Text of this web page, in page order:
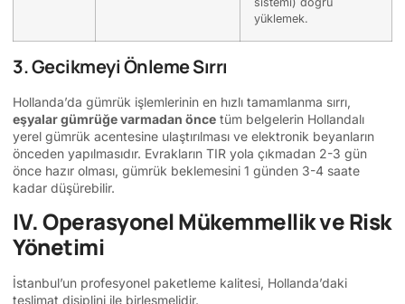
yüklemek.
3. Gecikmeyi Önleme Sırrı
Hollanda’da gümrük işlemlerinin en hızlı tamamlanma sırrı,
eşyalar gümrüğe varmadan önce tüm belgelerin Hollandalı
yerel gümrük acentesine ulaştırılması ve elektronik beyanların
önceden yapılmasıdır. Evrakların TIR yola çıkmadan 2-3 gün
önce hazır olması, gümrük beklemesini 1 günden 3-4 saate
kadar düşürebilir.
IV. Operasyonel Mükemmellik ve Risk
Yönetimi
İstanbul’un profesyonel paketleme kalitesi, Hollanda’daki
teslimat disiplini ile birleşmelidir.